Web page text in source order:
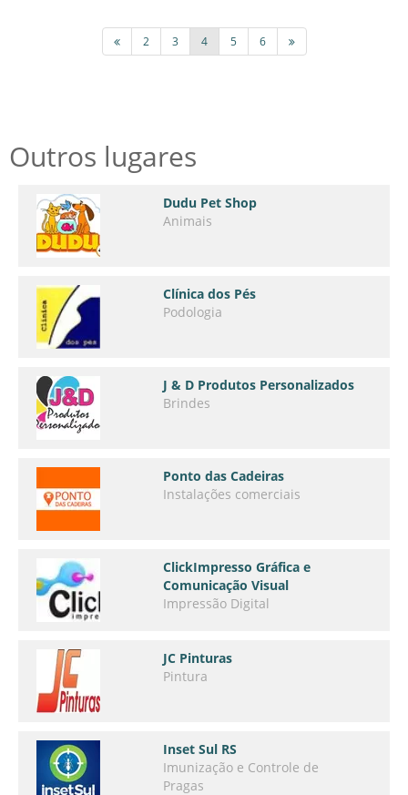
2 3 4 5 6
Outros lugares
Dudu Pet Shop
Animais
Clínica dos Pés
Podologia
J & D Produtos Personalizados
Brindes
Ponto das Cadeiras
Instalações comerciais
ClickImpresso Gráfica e
Comunicação Visual
Impressão Digital
JC Pinturas
Pintura
Inset Sul RS
Imunização e Controle de
Pragas